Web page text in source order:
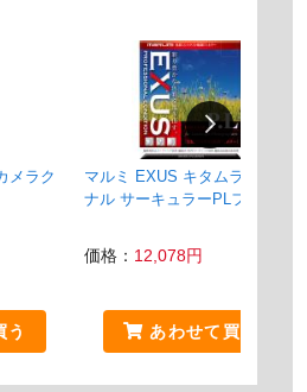
メラク
う
マルミ EXUS キタムラオリジ
ナル サーキュラーPLフィルタ
価格： 12,078円
あわせて買う